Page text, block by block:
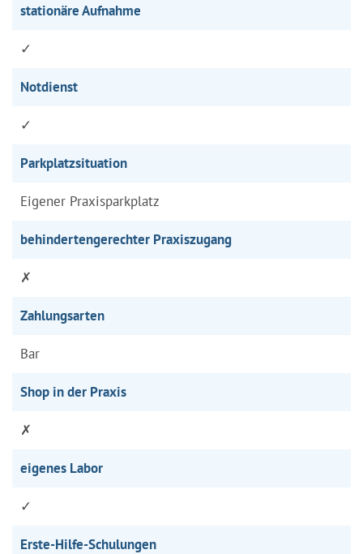
stationäre Aufnahme
✓
Notdienst
✓
Parkplatzsituation
Eigener Praxisparkplatz
behindertengerechter Praxiszugang
✗
Zahlungsarten
Bar
Shop in der Praxis
✗
eigenes Labor
✓
Erste-Hilfe-Schulungen